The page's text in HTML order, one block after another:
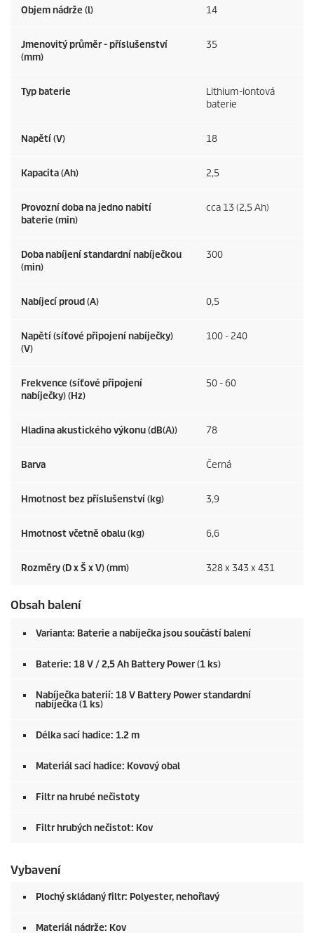
Objem nádrže (l) 14
Jmenovitý průměr - příslušenství
(mm)
35
Typ baterie
Lithium-iontová
baterie
Napětí (V) 18
Kapacita (Ah) 2,5
Provozní doba na jedno nabití
baterie (min)
cca 13 (2,5 Ah)
Doba nabíjení standardní nabíječkou
(min)
300
Nabíjecí proud (A) 0,5
Napětí (síťové připojení nabíječky)
(V)
100 - 240
Frekvence (síťové připojení
nabíječky) (Hz)
50 - 60
Hladina akustického výkonu (dB(A)) 78
Barva Černá
Hmotnost bez příslušenství (kg) 3,9
Hmotnost včetně obalu (kg) 6,6
Rozměry (D x Š x V) (mm) 328 x 343 x 431
Obsah balení
Varianta: Baterie a nabíječka jsou součástí balení
Baterie: 18 V / 2,5 Ah Battery Power (1 ks)
Nabíječka baterií: 18 V Battery Power standardní
nabíječka (1 ks)
Délka sací hadice: 1.2 m
Materiál sací hadice: Kovový obal
Filtr na hrubé nečistoty
Filtr hrubých nečistot: Kov
Vybavení
Plochý skládaný filtr: Polyester, nehořlavý
Materiál nádrže: Kov